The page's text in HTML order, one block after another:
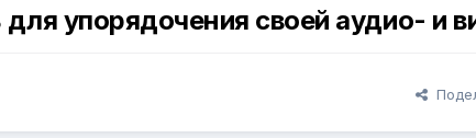
упорядочения своей аудио- и